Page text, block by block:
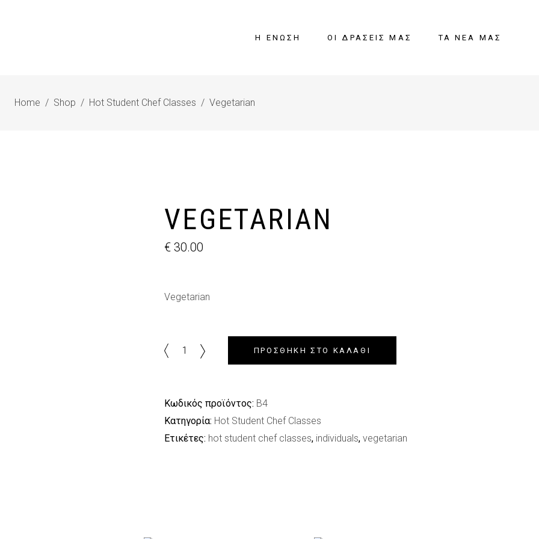
Η ΈΝΩΣΗ ΟΙ ΔΡΆΣΕΙΣ ΜΑΣ ΤΑ ΝΈΑ ΜΑΣ
Home / Shop / Hot Student Chef Classes / Vegetarian
VEGETARIAN
€ 30.00
Vegetarian
Vegetarian
quantity
ΠΡΟΣΘΉΚΗ ΣΤΟ ΚΑΛΆΘΙ
Κωδικός προϊόντος: B4
Κατηγορία: Hot Student Chef Classes
Ετικέτες: hot student chef classes, individuals, vegetarian